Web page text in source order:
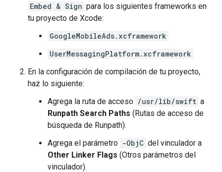
Embed & Sign para los siguientes frameworks en
tu proyecto de Xcode:
GoogleMobileAds.xcframework
UserMessagingPlatform.xcframework
En la configuración de compilación de tu proyecto,
haz lo siguiente:
Agrega la ruta de acceso /usr/lib/swift a
Runpath Search Paths (Rutas de acceso de
búsqueda de Runpath).
Agrega el parámetro -ObjC del vinculador a
Other Linker Flags (Otros parámetros del
vinculador).